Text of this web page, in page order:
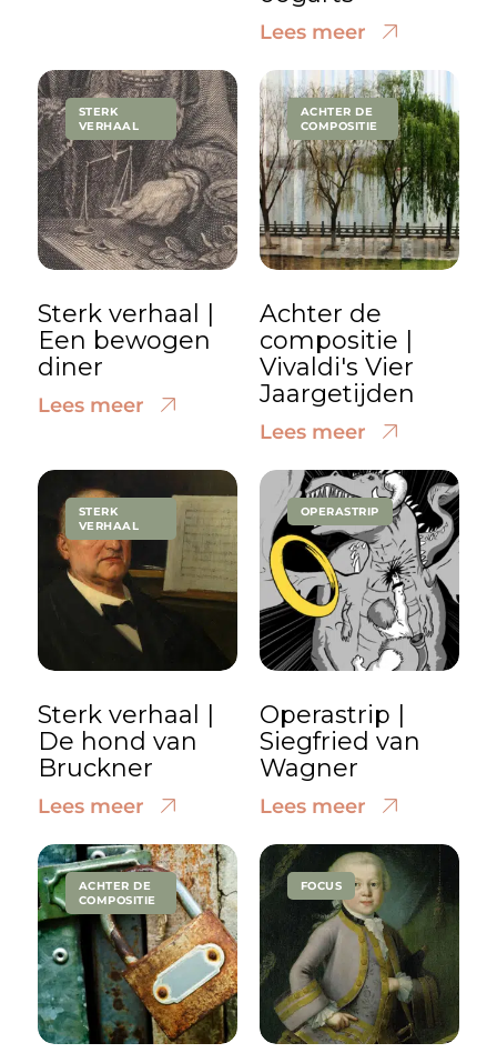
Lees meer
STERK
VERHAAL
Sterk verhaal |
Een bewogen
diner
Lees meer
ACHTER DE
COMPOSITIE
Achter de
compositie |
Vivaldi's Vier
Jaargetijden
Lees meer
STERK
VERHAAL
Sterk verhaal |
De hond van
Bruckner
Lees meer
OPERASTRIP
Operastrip |
Siegfried van
Wagner
Lees meer
ACHTER DE
COMPOSITIE
FOCUS